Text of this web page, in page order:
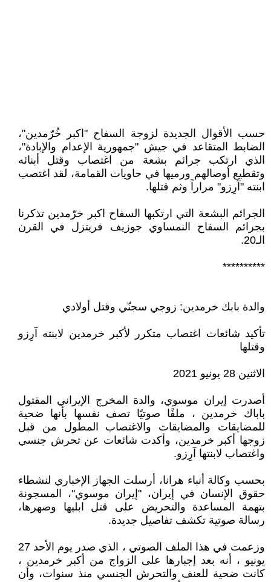
حسب الأقوال الجديدة لزوجة السفاح "اكبر خُرّمدين"،
الضابط المتقاعد في جيش "جمهورية الإعدام والإبادة"،
الذي ارتكب جرائم بشعة من اغتصاب وقتل أبنائه
وتقطيع أوصالهم ورميها في حاويات القمامة، لقد اغتصب
ابنته "آرِزو" مراراً وثم قتلها.
الجرائم البشعة التي ارتكبها السفاح اكبر خرّمدين تذكرنا
بجرائم السفاح النمساوي جوزيف فريتزل في القرن
الـ20.
**********
والدة بابك خرمدين: زوجي سجنّي وقتل أولادي
تأكيد شائعات اغتصاب متكرر لأكبر خرمدين لابنته آرِزو
وقتلها
الاثنين 28 يونيو 2021
أصدرت إيران موسوي، والدة المخرج الإيراني المقتول
باباك خرمدين ، ملفًا صوتيًا تصف نفسها بأنها ضحية
للمضايقات والمضايقات والاغتصاب المطول من قبل
زوجها أكبر خرمدين، وأكدت شائعات عن تحرش جنسي
واغتصاب لابنتها آرِزو.
بحسب وكالة أنباء هرانا، أرسلت الجهاز الإخباري لنشطاء
حقوق الإنسان في إيران، "إيران موسوي"، المسجونة
بتهمة المساعدة والتحريض على قتل ابليها وصهرها،
رسالة صوتية تكشف تفاصيل جديدة.
وزعمت في هذا الملف الصوتي ، الذي صدر يوم الأحد 27
يونيو ، أنه بعد إجبارها على الزواج من أكبر خرمدين ،
كانت ضحية للعنف والتحرش الجنسي منذ سنوات، وأن